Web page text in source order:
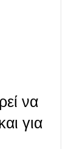
να
για